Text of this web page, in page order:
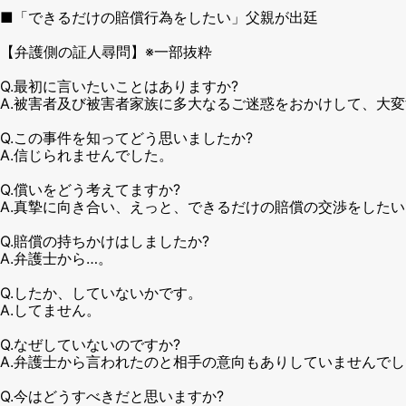
■「できるだけの賠償行為をしたい」父親が出廷
【弁護側の証人尋問】※一部抜粋
Q.最初に言いたいことはありますか?
A.被害者及び被害者家族に多大なるご迷惑をおかけして、大変
Q.この事件を知ってどう思いましたか?
A.信じられませんでした。
Q.償いをどう考えてますか?
A.真摯に向き合い、えっと、できるだけの賠償の交渉をしたい
Q.賠償の持ちかけはしましたか?
A.弁護士から…。
Q.したか、していないかです。
A.してません。
Q.なぜしていないのですか?
A.弁護士から言われたのと相手の意向もありしていませんでし
Q.今はどうすべきだと思いますか?